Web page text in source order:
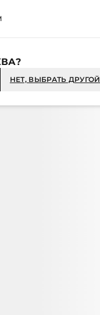
НЕТ, ВЫБРАТЬ ДРУГОЙ